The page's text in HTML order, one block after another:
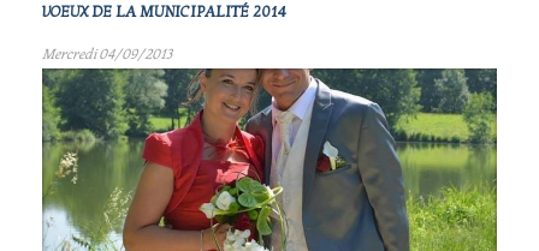
VOEUX DE LA MUNICIPALITÉ 2014
Mercredi 04/09/2013